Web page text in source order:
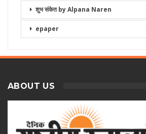
शुभ संकेत by Alpana Naren
epaper
ABOUT US